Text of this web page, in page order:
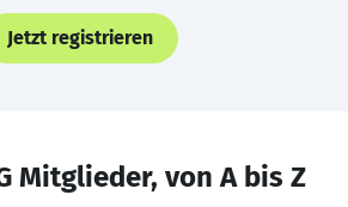
Jetzt registrieren
Mitglieder, von A bis Z